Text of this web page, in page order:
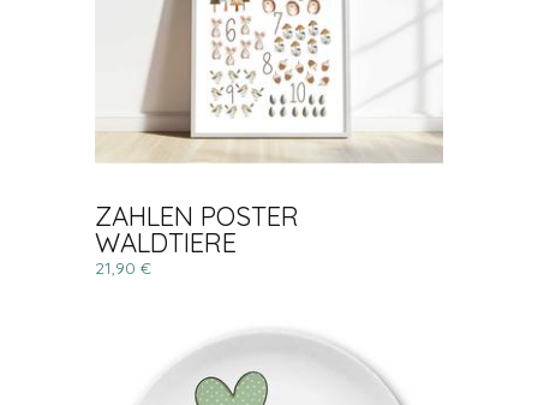
ZAHLEN POSTER
WALDTIERE
21,90 €